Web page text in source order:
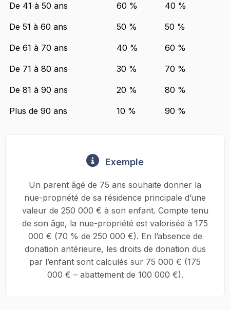
De 41 à 50 ans 60 % 40 %
De 51 à 60 ans 50 % 50 %
De 61 à 70 ans 40 % 60 %
De 71 à 80 ans 30 % 70 %
De 81 à 90 ans 20 % 80 %
Plus de 90 ans 10 % 90 %
Exemple
Un parent âgé de 75 ans souhaite donner la
nue-propriété de sa résidence principale d’une
valeur de 250 000 € à son enfant. Compte tenu
de son âge, la nue-propriété est valorisée à 175
000 € (70 % de 250 000 €). En l’absence de
donation antérieure, les droits de donation dus
par l’enfant sont calculés sur 75 000 € (175
000 € – abattement de 100 000 €).